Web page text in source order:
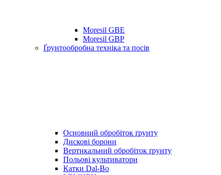
Moresil GBE
Moresil GBP
Ґрунтообробна техніка та посів
Основний обробіток ґрунту
Дискові борони
Вертикальний обробіток ґрунту
Польові культиватори
Катки Dal-Bo